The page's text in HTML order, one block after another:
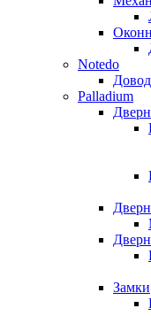
Notedo
Palladium
Замки